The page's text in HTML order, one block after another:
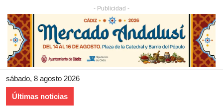
- Publicidad -
sábado, 8 agosto 2026
Últimas noticias